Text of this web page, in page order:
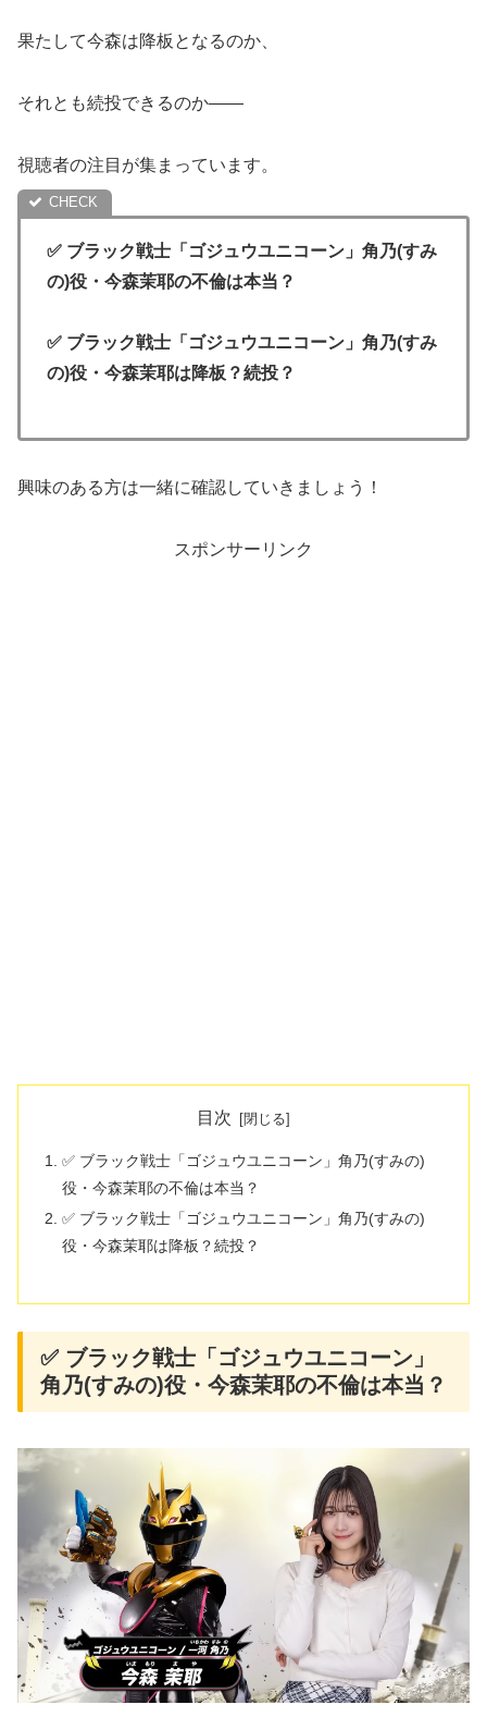
果たして今森は降板となるのか、
それとも続投できるのか――
視聴者の注目が集まっています。
✅ ブラック戦士「ゴジュウユニコーン」角乃(すみ
の)役・今森茉耶の不倫は本当？
✅ ブラック戦士「ゴジュウユニコーン」 角乃(すみ
の)役・今森茉耶は降板？続投？
興味のある方は一緒に確認していきましょう！
スポンサーリンク
目次
✅ ブラック戦士「ゴジュウユニコーン」角乃(すみの)
役・今森茉耶の不倫は本当？
✅ ブラック戦士「ゴジュウユニコーン」角乃(すみの)
役・今森茉耶は降板？続投？
✅ ブラック戦士「ゴジュウユニコーン」
角乃(すみの)役・今森茉耶の不倫は本当？